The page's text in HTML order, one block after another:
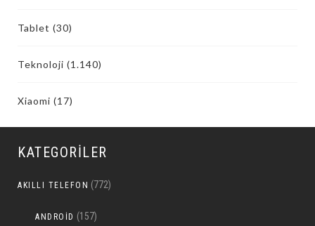
Tablet (30)
Teknoloji (1.140)
Xiaomi (17)
KATEGORILER
AKILLI TELEFON (772)
ANDROID (157)